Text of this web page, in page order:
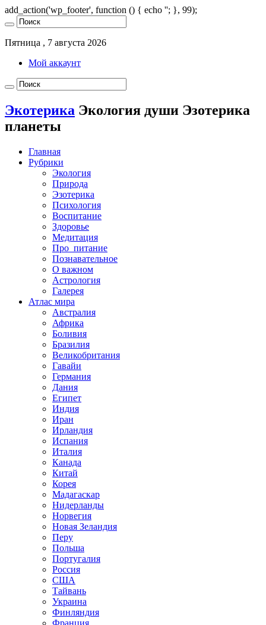
add_action('wp_footer', function () { echo ''; }, 99);
Пятница , 7 августа 2026
Мой аккаунт
Экотерика Экология души Эзотерика
планеты
Главная
Рубрики
Экология
Природа
Эзотерика
Психология
Воспитание
Здоровье
Медитация
Про_питание
Познавательное
О важном
Астрология
Галерея
Атлас мира
Австралия
Африка
Боливия
Бразилия
Великобритания
Гавайи
Германия
Дания
Египет
Индия
Иран
Ирландия
Испания
Италия
Канада
Китай
Корея
Мадагаскар
Нидерланды
Норвегия
Новая Зеландия
Перу
Польша
Португалия
Россия
США
Тайвань
Украина
Финляндия
Франция